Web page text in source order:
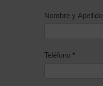
Nombre y Apellido
Teléfono *